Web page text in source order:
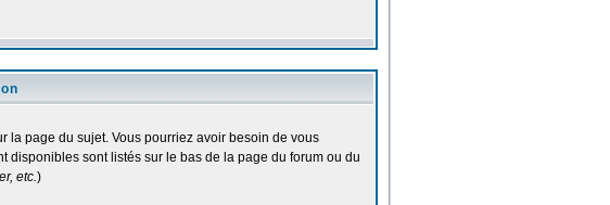
la page du sujet. Vous pourriez avoir besoin de vous
disponibles sont listés sur le bas de la page du forum ou du
etc.)